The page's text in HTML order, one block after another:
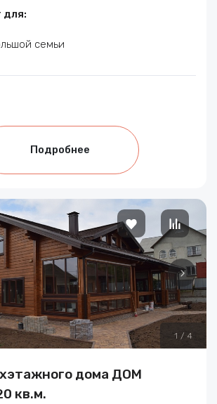
для:
семьи
Подробнее
1 / 4
дома ДОМ
кв.м.